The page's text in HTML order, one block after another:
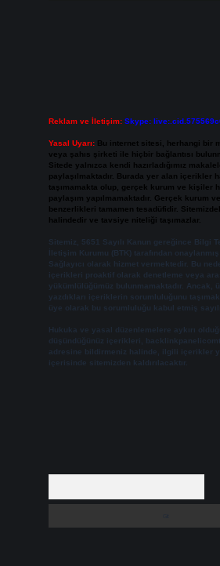
Reklam ve İletişim: Skype:
Yasal Uyarı: Bu internet sitesi, herhangi bir
veya şahıs şirketi ile hiçbir bağlantısı
Sitede yalnızca kendi hazırladığımız
paylaşılmaktadır. Burada yer alan içerikler
taşımamakta olup, gerçek kurum ve kişiler
paylaşım yapılmamaktadır. Gerçek kurum
benzerlikleri tamamen tesadüfidir.
halindedir ve tavsiye niteliği taşımazlar.
Sitemiz, 5651 Sayılı Kanun gereğince Bilgi
İletişim Kurumu (BTK) tarafından
Sağlayıcı olarak hizmet vermektedir. Bu
içerikleri proaktif olarak denetleme veya
yükümlülüğümüz bulunmamaktadır. Ancak,
yazdıkları içeriklerin sorumluluğunu
üye olarak bu sorumluluğu kabul etmiş
Hukuka ve yasal düzenlemelere aykırı
düşündüğünüz içerikleri,
adresine bildirmeniz halinde, ilgili içerikler
içerisinde sitemizden kaldırılacaktır.